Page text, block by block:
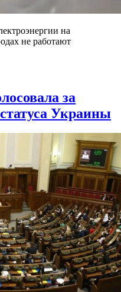
на
не работают
за
Украины